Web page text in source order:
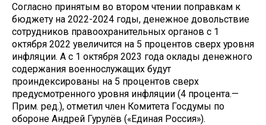
Согласно принятым во втором чтении поправкам к
бюджету на 2022-2024 годы, денежное довольствие
сотрудников правоохранительных органов с 1
октября 2022 увеличится на 5 процентов сверх уровня
инфляции. А с 1 октября 2023 года оклады денежного
содержания военнослужащих будут
проиндексированы на 5 процентов сверх
предусмотренного уровня инфляции (4 процента.—
Прим. ред.), отметил член Комитета Госдумы по
обороне Андрей Гурулёв («Единая Россия»).